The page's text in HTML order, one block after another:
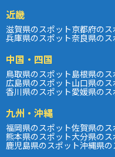
近畿
滋賀県のスポット京都府のス
兵庫県のスポット奈良県のス
中国・四国
鳥取県のスポット島根県のス
広島県のスポット山口県のス
香川県のスポット愛媛県のス
九州・沖縄
福岡県のスポット佐賀県のス
熊本県のスポット大分県のス
鹿児島県のスポット沖縄県の